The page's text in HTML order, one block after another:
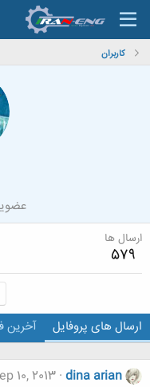
کاربران
ارسال ها
579
ارسال های پروفایل آخرین
dina arian
10, 2013